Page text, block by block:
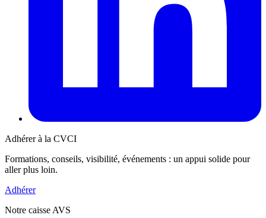
Adhérer à la CVCI
Formations, conseils, visibilité, événements : un appui solide pour
aller plus loin.
Adhérer
Notre caisse AVS